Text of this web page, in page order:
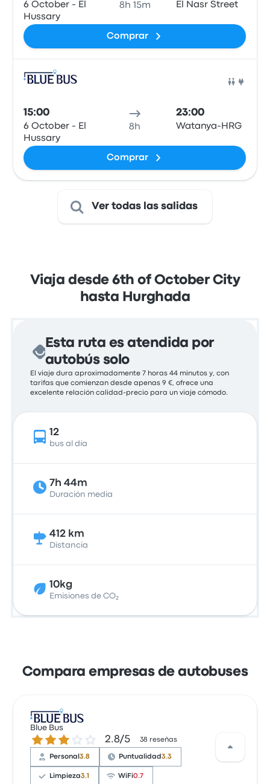
6 October - El
Hussary
8h 15m El Nasr Street
Comprar
15:00
6 October - El
Hussary
8h
23:00
Watanya-HRG
Comprar
Ver todas las salidas
Viaja desde 6th of October City
hasta Hurghada
Esta ruta es atendida por
autobús solo
El viaje dura aproximadamente 7 horas 44 minutos y, con
tarifas que comienzan desde apenas 9 €, ofrece una
excelente relación calidad-precio para un viaje cómodo.
12
bus al día
7h 44m
Duración media
412 km
Distancia
10kg
Emisiones de CO₂
Compara empresas de autobuses
Blue Bus
2.8 sobre 5 estrellas
2.8/5 38 reseñas
Personal3.8 Puntualidad3.3
Limpieza3.1 WiFi0.7